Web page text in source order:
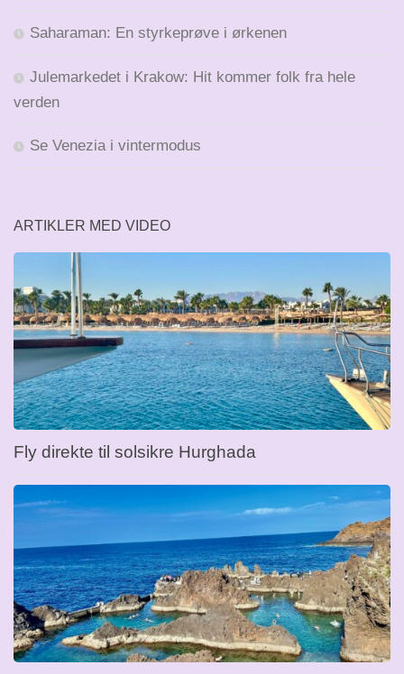
Saharaman: En styrkeprøve i ørkenen
Julemarkedet i Krakow: Hit kommer folk fra hele
verden
Se Venezia i vintermodus
ARTIKLER MED VIDEO
Fly direkte til solsikre Hurghada